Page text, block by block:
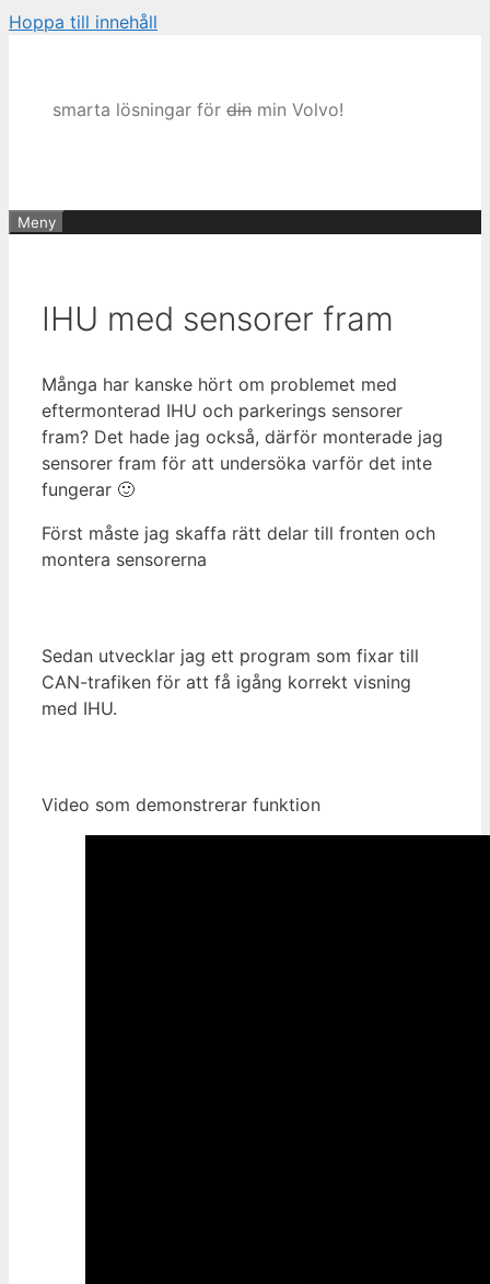
Hoppa till innehåll
smarta lösningar för din min Volvo!
Meny
IHU med sensorer fram
Många har kanske hört om problemet med
eftermonterad IHU och parkerings sensorer
fram? Det hade jag också, därför monterade jag
sensorer fram för att undersöka varför det inte
fungerar 🙂
Först måste jag skaffa rätt delar till fronten och
montera sensorerna
Sedan utvecklar jag ett program som fixar till
CAN-trafiken för att få igång korrekt visning
med IHU.
Video som demonstrerar funktion